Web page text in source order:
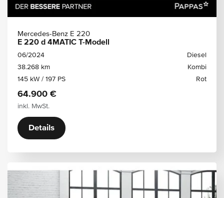
Mercedes-Benz E 220
E 220 d 4MATIC T-Modell
06/2024
Diesel
38.268 km
Kombi
145 kW / 197 PS
Rot
64.900 €
inkl. MwSt.
Details